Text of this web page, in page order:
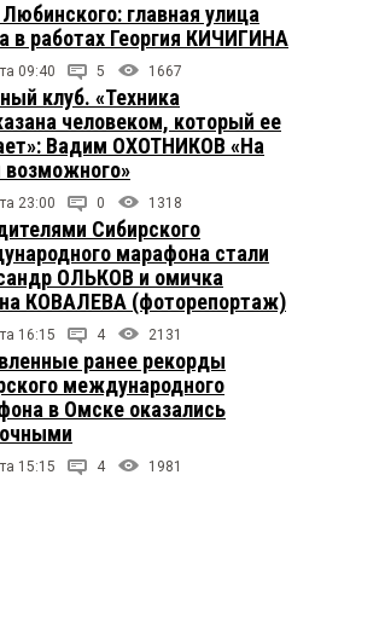
главная улица
в работах Георгия КИЧИГИНА
09:40 5 1667
клуб. «Техника
человеком, который ее
Вадим ОХОТНИКОВ «На
возможного»
23:00 0 1318
Сибирского
марафона стали
ОЛЬКОВ и омичка
КОВАЛЕВА (фоторепортаж)
16:15 4 2131
ранее рекорды
международного
в Омске оказались
15:15 4 1981